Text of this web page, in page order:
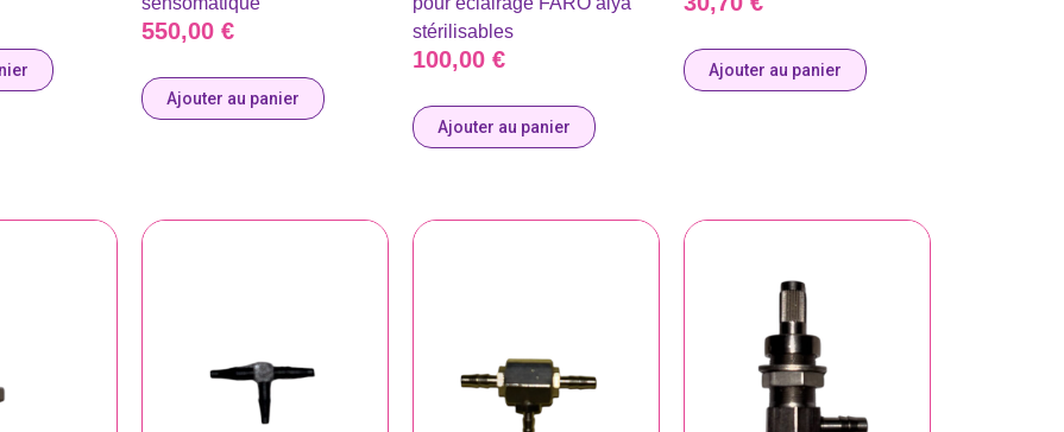
550,00 €
Ajouter au panier
stérilisables
100,00 €
Ajouter au panier
Ajouter au panier